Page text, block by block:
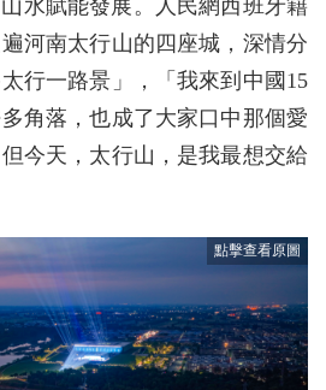
水賦能發展。人民網西班牙籍
河南太行山的四座城，深情分
行一路景」，「我來到中國15
角落，也成了大家口中那個愛
今天，太行山，是我最想交給